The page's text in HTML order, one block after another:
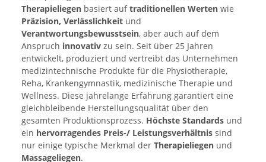
Therapieliegen basiert auftraditionellen Werten wie
Präzision, Verlässlichkeit und
Verantwortungsbewusstsein, aber auch auf dem
Anspruch innovativ zu sein. Seit über 25 Jahren
entwickelt, produziert und vertreibt das Unternehmen
medizintechnische Produkte für die Physiotherapie,
Reha, Krankengymnastik, medizinische Therapie und
Wellness. Diese jahrelange Erfahrung garantiert eine
gleichbleibende Herstellungsqualität über den
gesamten Produktionsprozess. Höchste Standards und
ein hervorragendes Preis-/ Leistungsverhältnis sind
nur einige typische Merkmal der Therapieliegen und
Massageliegen.